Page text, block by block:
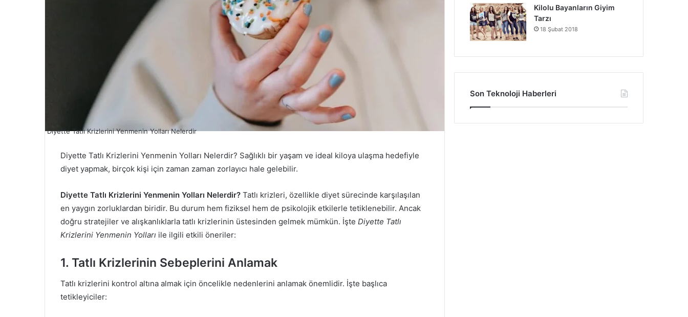
Diyette Tatlı Krizlerini Yenmenin Yolları Nelerdir
Diyette Tatlı Krizlerini Yenmenin Yolları Nelerdir? Sağlıklı bir yaşam ve ideal kiloya ulaşma hedefiyle
diyet yapmak, birçok kişi için zaman zaman zorlayıcı hale gelebilir.
Diyette Tatlı Krizlerini Yenmenin Yolları Nelerdir? Tatlı krizleri, özellikle diyet sürecinde karşılaşılan
en yaygın zorluklardan biridir. Bu durum hem fiziksel hem de psikolojik etkilerle tetiklenebilir. Ancak
doğru stratejiler ve alışkanlıklarla tatlı krizlerinin üstesinden gelmek mümkün. İşte Diyette Tatlı
Krizlerini Yenmenin Yolları ile ilgili etkili öneriler:
1. Tatlı Krizlerinin Sebeplerini Anlamak
Tatlı krizlerini kontrol altına almak için öncelikle nedenlerini anlamak önemlidir. İşte başlıca
tetikleyiciler:
Kilolu Bayanların Giyim
Tarzı
18 Şubat 2018
Son Teknoloji Haberleri